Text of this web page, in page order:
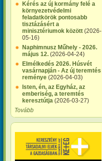
Kérés az új kormány felé a
környezetvédelmi
feladatkörök pontosabb
tisztázásért a
minisztériumok között (2026-
05-16)
Naphimnusz Műhely - 2026.
május 12. (2026-04-24)
Elmélkedés 2026. Húsvét
vasárnapján - Az új teremtés
reménye (2026-04-03)
Isten, én, az Egyház, az
emberiség, a teremtés
keresztútja (2026-03-27)
Tovább